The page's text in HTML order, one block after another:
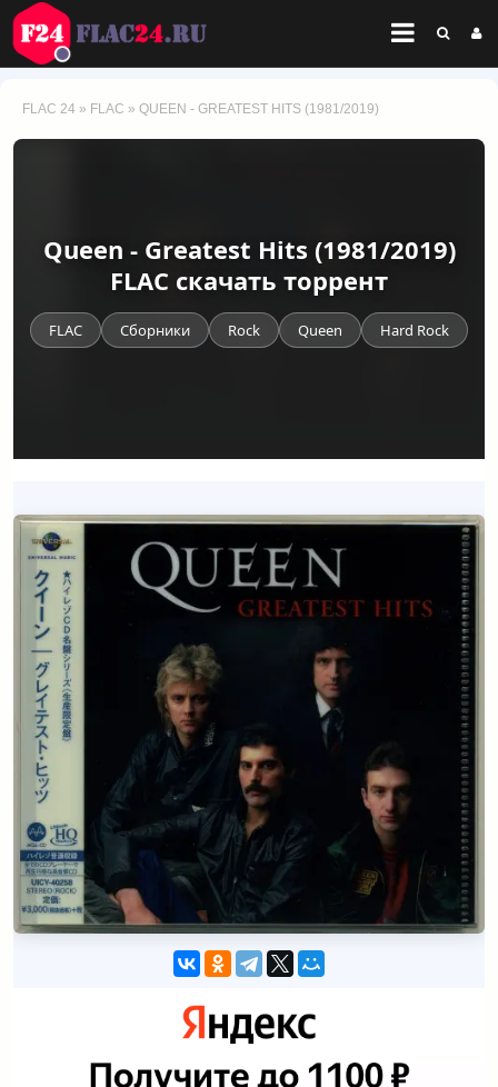
FLAC 24 » FLAC » QUEEN - GREATEST HITS (1981/2019)
Queen - Greatest Hits (1981/2019)
FLAC скачать торрент
FLAC Сборники Rock Queen Hard Rock